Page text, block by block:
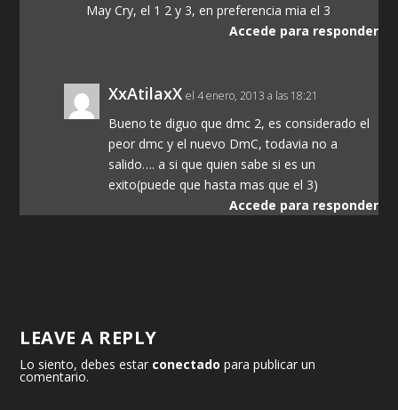
May Cry, el 1 2 y 3, en preferencia mia el 3
Accede para responder
XxAtilaxX el 4 enero, 2013 a las 18:21
Bueno te diguo que dmc 2, es considerado el
peor dmc y el nuevo DmC, todavia no a
salido…. a si que quien sabe si es un
exito(puede que hasta mas que el 3)
Accede para responder
LEAVE A REPLY
Lo siento, debes estar conectado para publicar un
comentario.